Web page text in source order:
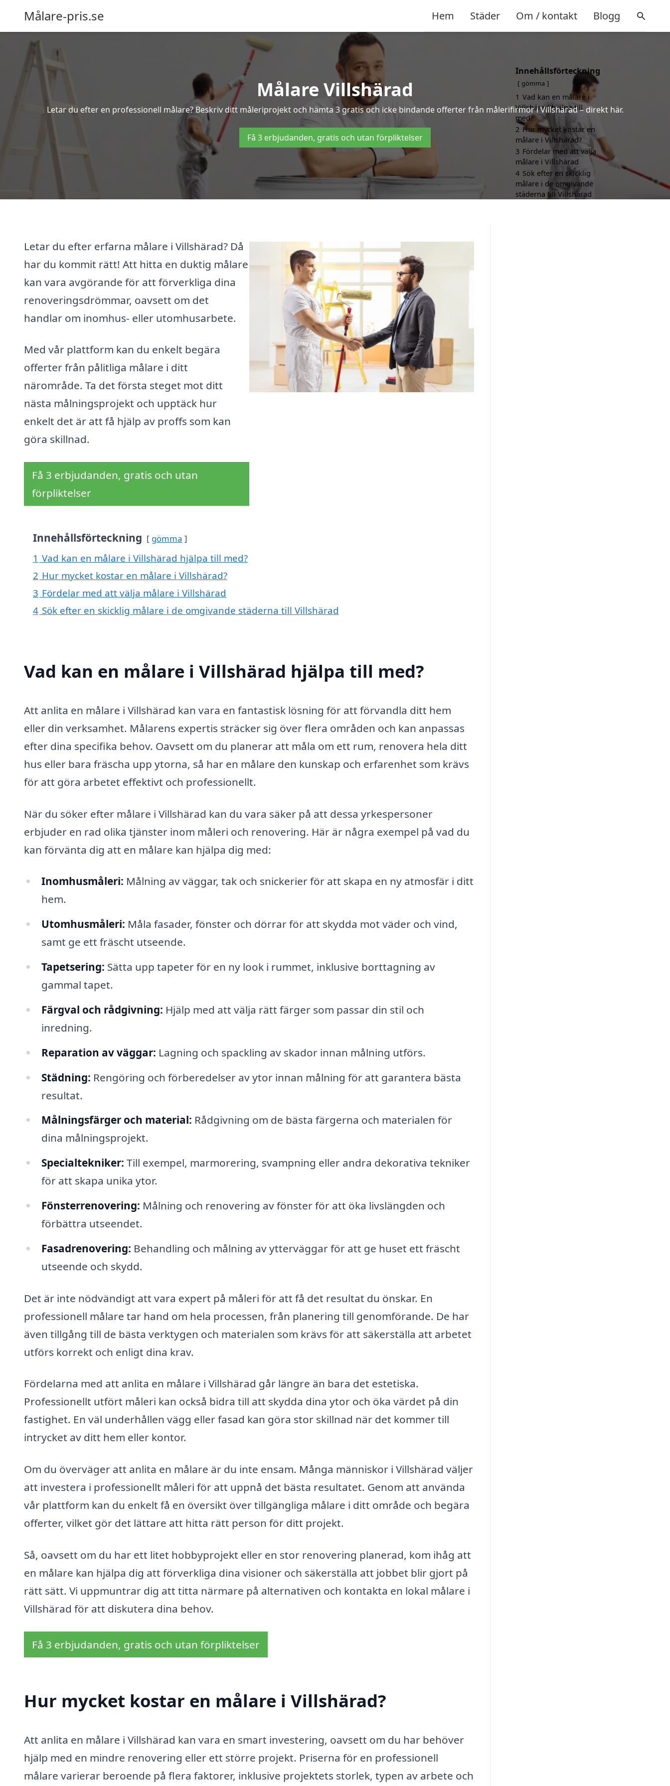
Målare-pris.se Hem Städer Om / kontakt Blogg
Målare Villshärad
Letar du efter en professionell målare? Beskriv ditt måleriprojekt och hämta 3 gratis och icke bindande offerter från målerifirmor i Villshärad – direkt här.
Få 3 erbjudanden, gratis och utan förpliktelser
Letar du efter erfarna målare i Villshärad? Då
har du kommit rätt! Att hitta en duktig målare
kan vara avgörande för att förverkliga dina
renoveringsdrömmar, oavsett om det
handlar om inomhus- eller utomhusarbete.
Med vår plattform kan du enkelt begära
offerter från pålitliga målare i ditt
närområde. Ta det första steget mot ditt
nästa målningsprojekt och upptäck hur
enkelt det är att få hjälp av proffs som kan
göra skillnad.
Få 3 erbjudanden, gratis och utan
förpliktelser
Innehållsförteckning gömma
1 Vad kan en målare i Villshärad hjälpa till med?
2 Hur mycket kostar en målare i Villshärad?
3 Fördelar med att välja målare i Villshärad
4 Sök efter en skicklig målare i de omgivande städerna till Villshärad
Vad kan en målare i Villshärad hjälpa till med?
Att anlita en målare i Villshärad kan vara en fantastisk lösning för att förvandla ditt hem
eller din verksamhet. Målarens expertis sträcker sig över flera områden och kan anpassas
efter dina specifika behov. Oavsett om du planerar att måla om ett rum, renovera hela ditt
hus eller bara fräscha upp ytorna, så har en målare den kunskap och erfarenhet som krävs
för att göra arbetet effektivt och professionellt.
När du söker efter målare i Villshärad kan du vara säker på att dessa yrkespersoner
erbjuder en rad olika tjänster inom måleri och renovering. Här är några exempel på vad du
kan förvänta dig att en målare kan hjälpa dig med:
Inomhusmåleri: Målning av väggar, tak och snickerier för att skapa en ny atmosfär i ditt
hem.
Utomhusmåleri: Måla fasader, fönster och dörrar för att skydda mot väder och vind,
samt ge ett fräscht utseende.
Tapetsering: Sätta upp tapeter för en ny look i rummet, inklusive borttagning av
gammal tapet.
Färgval och rådgivning: Hjälp med att välja rätt färger som passar din stil och
inredning.
Reparation av väggar: Lagning och spackling av skador innan målning utförs.
Städning: Rengöring och förberedelser av ytor innan målning för att garantera bästa
resultat.
Målningsfärger och material: Rådgivning om de bästa färgerna och materialen för
dina målningsprojekt.
Specialtekniker: Till exempel, marmorering, svampning eller andra dekorativa tekniker
för att skapa unika ytor.
Fönsterrenovering: Målning och renovering av fönster för att öka livslängden och
förbättra utseendet.
Fasadrenovering: Behandling och målning av ytterväggar för att ge huset ett fräscht
utseende och skydd.
Det är inte nödvändigt att vara expert på måleri för att få det resultat du önskar. En
professionell målare tar hand om hela processen, från planering till genomförande. De har
även tillgång till de bästa verktygen och materialen som krävs för att säkerställa att arbetet
utförs korrekt och enligt dina krav.
Fördelarna med att anlita en målare i Villshärad går längre än bara det estetiska.
Professionellt utfört måleri kan också bidra till att skydda dina ytor och öka värdet på din
fastighet. En väl underhållen vägg eller fasad kan göra stor skillnad när det kommer till
intrycket av ditt hem eller kontor.
Om du överväger att anlita en målare är du inte ensam. Många människor i Villshärad väljer
att investera i professionellt måleri för att uppnå det bästa resultatet. Genom att använda
vår plattform kan du enkelt få en översikt över tillgängliga målare i ditt område och begära
offerter, vilket gör det lättare att hitta rätt person för ditt projekt.
Så, oavsett om du har ett litet hobbyprojekt eller en stor renovering planerad, kom ihåg att
en målare kan hjälpa dig att förverkliga dina visioner och säkerställa att jobbet blir gjort på
rätt sätt. Vi uppmuntrar dig att titta närmare på alternativen och kontakta en lokal målare i
Villshärad för att diskutera dina behov.
Få 3 erbjudanden, gratis och utan förpliktelser
Hur mycket kostar en målare i Villshärad?
Att anlita en målare i Villshärad kan vara en smart investering, oavsett om du har behöver
hjälp med en mindre renovering eller ett större projekt. Priserna för en professionell
målare varierar beroende på flera faktorer, inklusive projektets storlek, typen av arbete och
Innehållsförteckning
gömma
1 Vad kan en målare i
Villshärad hjälpa till
med?
2 Hur mycket kostar en
målare i Villshärad?
3 Fördelar med att välja
målare i Villshärad
4 Sök efter en skicklig
målare i de omgivande
städerna till Villshärad